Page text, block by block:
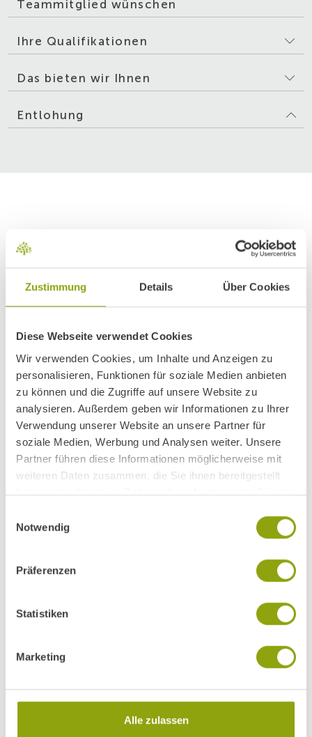
Zustimmung Details Über Cookies
Diese Webseite verwendet Cookies
Wir verwenden Cookies, um Inhalte und Anzeigen zu
personalisieren, Funktionen für soziale Medien anbieten
zu können und die Zugriffe auf unsere Website zu
analysieren. Außerdem geben wir Informationen zu Ihrer
Verwendung unserer Website an unsere Partner für
soziale Medien, Werbung und Analysen weiter. Unsere
Partner führen diese Informationen möglicherweise mit
weiteren Daten zusammen, die Sie ihnen bereitgestellt
haben oder die sie im Rahmen Ihrer Nutzung der Dienste
Notwendig
Präferenzen
Statistiken
Marketing
Alle zulassen
Teammitglied wünschen
Ihre Qualifikationen
Das bieten wir Ihnen
Entlohung
Es erwartet Sie eine
abwechslungsreiche und
verantwortungsvolle Tätigkeit in
einem der führenden Zentren für
Mayr-Medizin weltweit.
mit Foto bitte an: